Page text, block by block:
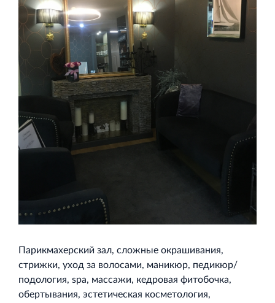
Торгово-развлекательный центр Вернисаж в
Кингисеппе
Современный торговый комплекс в центре города
Кингисепп
Парикмахерский зал, сложные окрашивания,
стрижки, уход за волосами, маникюр, педикюр/
подология, spa, массажи, кедровая фитобочка,
обертывания, эстетическая косметология,